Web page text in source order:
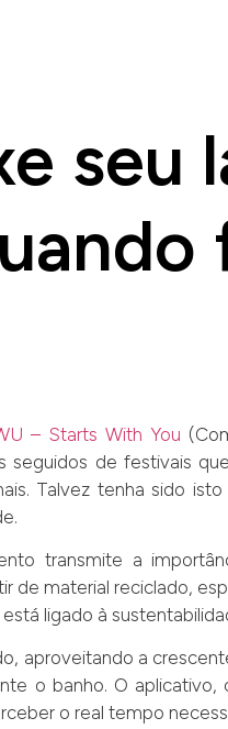
seu
– Starts With You
seguidos de festivais
Talvez tenha sido
transmite a
de material reciclado,
ligado à
aproveitando a
o banho. O aplicativo,
o real tempo